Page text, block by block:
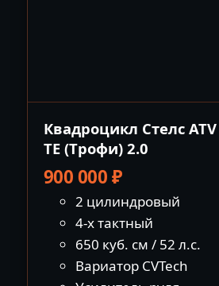
Квадроцикл Стелс
TЕ (Tрофи) 2.0
900 000₽
2 цилиндровый
4-х тактный
650 куб. см / 52 л.с.
Вариатор CVTech